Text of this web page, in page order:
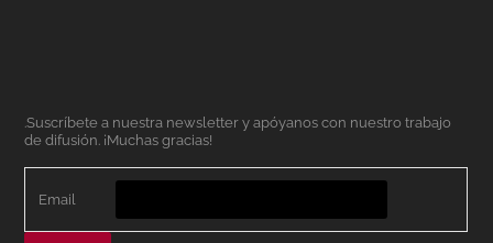
.Suscríbete a nuestra newsletter y apóyanos con nuestro trabajo
de difusión. ¡Muchas gracias!
Email